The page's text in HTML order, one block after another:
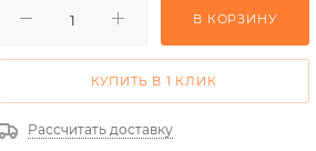
В КОРЗИНУ
КУПИТЬ В 1 КЛИК
Рассчитать доставку